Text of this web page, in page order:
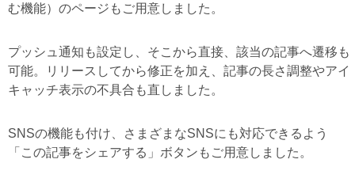
む機能）のページもご用意しました。
プッシュ通知も設定し、そこから直接、該当の記事へ遷移も
可能。リリースしてから修正を加え、記事の長さ調整やアイ
キャッチ表示の不具合も直しました。
SNSの機能も付け、さまざまなSNSにも対応できるよう
「この記事をシェアする」ボタンもご用意しました。